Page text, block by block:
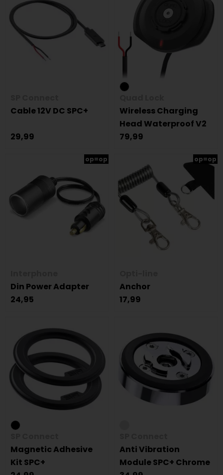
Cable 12V DC SPC+
29,99
Wireless Charging
Head Waterproof V2
79,99
op=op
Din Power Adapter
24,95
op=op
Anchor
17,99
Magnetic Adhesive
Kit SPC+
Anti Vibration
Module SPC+ Chrome